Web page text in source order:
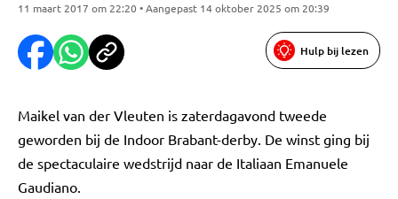
11 maart 2017 om 22:20 • Aangepast 14 oktober 2025 om 20:39
Hulp bij lezen
Maikel van der Vleuten is zaterdagavond tweede
geworden bij de Indoor Brabant-derby. De winst ging bij
de spectaculaire wedstrijd naar de Italiaan Emanuele
Gaudiano.